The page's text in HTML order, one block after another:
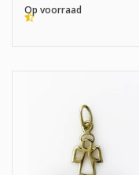
Op voorraad